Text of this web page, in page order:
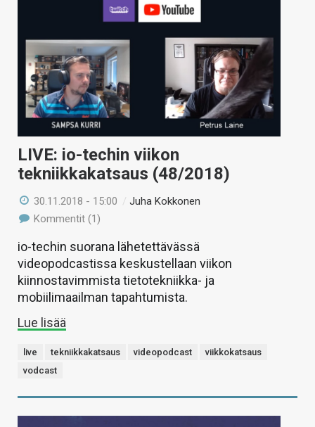
LIVE: io-techin viikon
tekniikkakatsaus (48/2018)
30.11.2018 - 15:00 /Juha Kokkonen
Kommentit (1)
io-techin suorana lähetettävässä
videopodcastissa keskustellaan viikon
kiinnostavimmista tietotekniikka- ja
mobiilimaailman tapahtumista.
Lue lisää
live tekniikkakatsaus videopodcast
viikkokatsaus
vodcast